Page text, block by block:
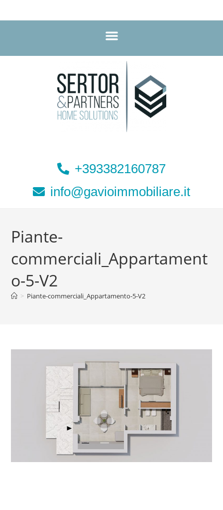
+393382160787
info@gavioimmobiliare.it
Piante-
commerciali_Appartament
o-5-V2
> Piante-commerciali_Appartamento-5-V2